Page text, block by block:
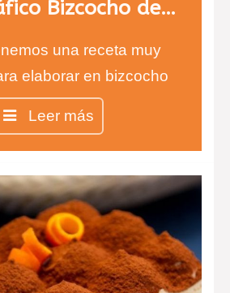
Monográfico Bizcocho de naranja
una receta muy
elaborar en bizcocho
ideal para cualquier hora
sobre todo a la hora del
el sabor tan intenso
la cáscara de
naranja.
Leer más